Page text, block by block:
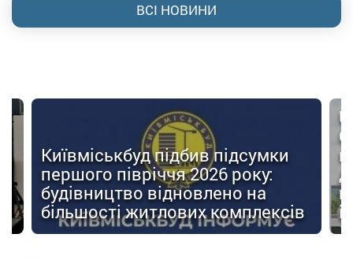
ВСІ НОВИНИ
Київміськбуд підбив підсумки
першого півріччя 2026 року:
будівництво відновлено на
більшості житлових комплексів